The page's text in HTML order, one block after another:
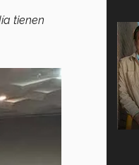
tienen